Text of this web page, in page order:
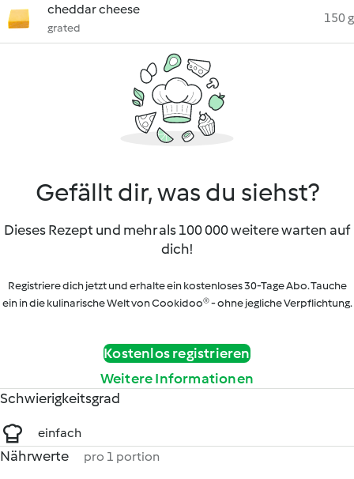
cheddar cheese
grated
150 g
Gefällt dir, was du siehst?
Dieses Rezept und mehr als 100 000 weitere warten auf
dich!
Registriere dich jetzt und erhalte ein kostenloses 30-Tage Abo. Tauche
ein in die kulinarische Welt von Cookidoo® - ohne jegliche Verpflichtung.
Kostenlos registrieren
Weitere Informationen
Schwierigkeitsgrad
einfach
Nährwerte pro 1 portion